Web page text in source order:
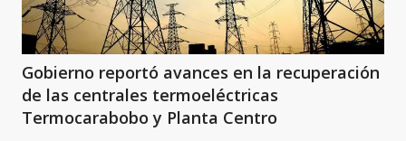
Gobierno reportó avances en la recuperación
de las centrales termoeléctricas
Termocarabobo y Planta Centro